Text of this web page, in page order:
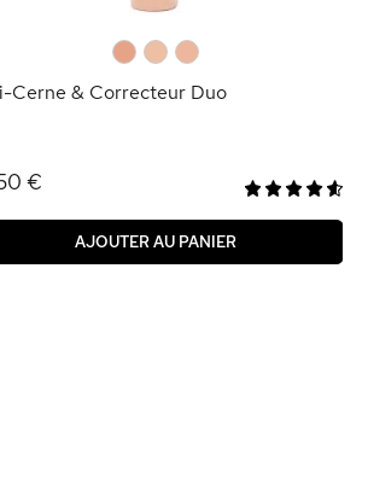
Cerne & Correcteur Duo
€
AJOUTER AU PANIER